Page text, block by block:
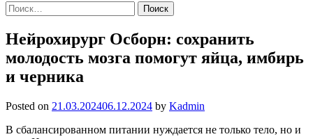
Найти:
Нейрохирург Осборн: сохранить
молодость мозга помогут яйца, имбирь
и черника
Posted on 21.03.202406.12.2024 by Kadmin
В сбалансированном питании нуждается не только тело, но и